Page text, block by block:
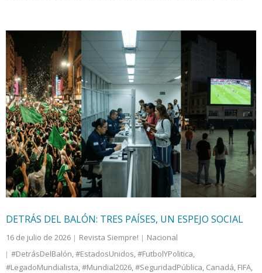
DETRÁS DEL BALÓN: TRES PAÍSES, UN ESPEJO SOCIAL
16 de julio de 2026 Revista Siempre!
Nacional
#DetrásDelBalón,#EstadosUnidos,#FutbolYPolitica,
#LegadoMundialista,#Mundial2026,#SeguridadPública, Canadá, FIFA,